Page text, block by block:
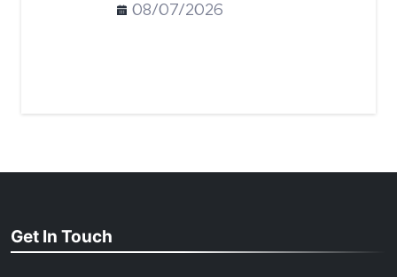
08/07/2026
Get In Touch